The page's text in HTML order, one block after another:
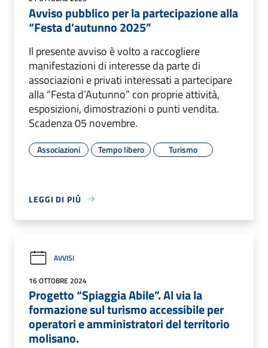
Avviso pubblico per la partecipazione alla
“Festa d’autunno 2025”
Il presente avviso è volto a raccogliere
manifestazioni di interesse da parte di
associazioni e privati interessati a partecipare
alla “Festa d’Autunno” con proprie attività,
esposizioni, dimostrazioni o punti vendita.
Scadenza 05 novembre.
Associazioni Tempo libero Turismo
LEGGI DI PIÙ
AVVISI
16 OTTOBRE 2024
Progetto “Spiaggia Abile”. Al via la
formazione sul turismo accessibile per
operatori e amministratori del territorio
molisano.